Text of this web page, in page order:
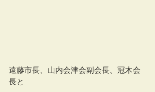
遠藤市長、山内会津会副会長、冠木会
長と